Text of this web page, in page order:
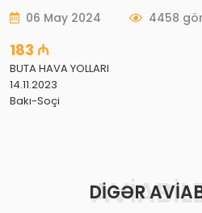
06 May 2024 4458
183 ₼
BUTA HAVA YOLLARI
14.11.2023
Bakı-Soçi
DIGƏR